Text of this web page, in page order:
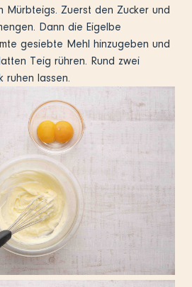
Mürbteigs. Zuerst den Zucker und
Dann die Eigelbe
gesiebte Mehl hinzugeben und
Teig rühren. Rund zwei
ruhen lassen.